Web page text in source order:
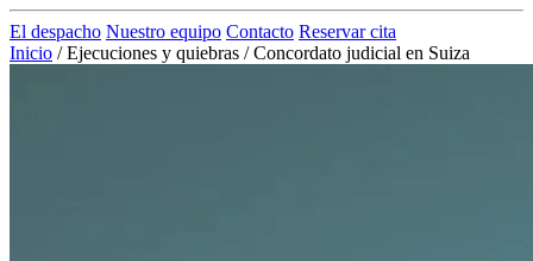
El despacho Nuestro equipo Contacto Reservar cita
Inicio / Ejecuciones y quiebras / Concordato judicial en Suiza